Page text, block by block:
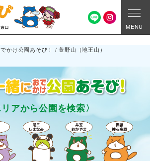
MENU
かけ公園あそび！ /萱野山（地王山）
リアから公園を検索〉